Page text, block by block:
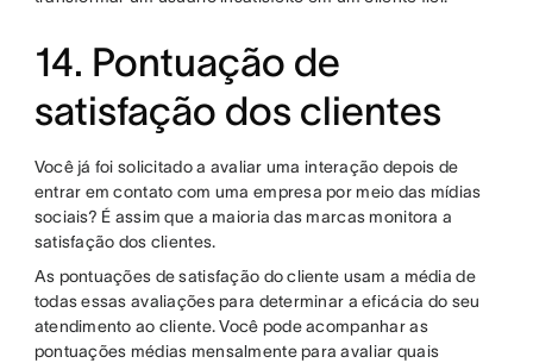
14. Pontuação de
satisfação dos clientes
Você já foi solicitado a avaliar uma interação depois de
entrar em contato com uma empresa por meio das mídias
sociais? É assim que a maioria das marcas monitora a
satisfação dos clientes.
As pontuações de satisfação do cliente usam a média de
todas essas avaliações para determinar a eficácia do seu
atendimento ao cliente. Você pode acompanhar as
pontuações médias mensalmente para avaliar quais